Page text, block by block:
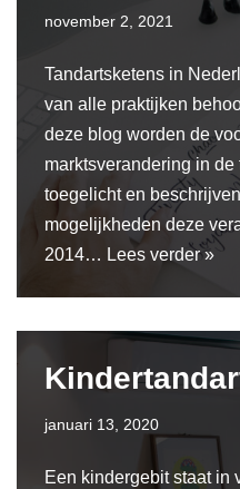
november 2, 2021
Tandartsketens in
van alle praktijken
deze blog worden de
marktsverandering in
toegelicht en
mogelijkheden deze
2014… Lees verder »
januari 13, 2020
Een kindergebit staat in